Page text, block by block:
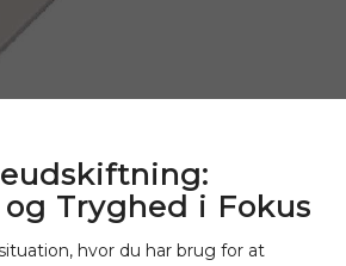
Tryghed i Fokus
hvor du har brug for at